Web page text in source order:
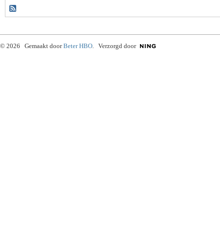
© 2026 Gemaakt doorBeter HBO. Verzorgd door